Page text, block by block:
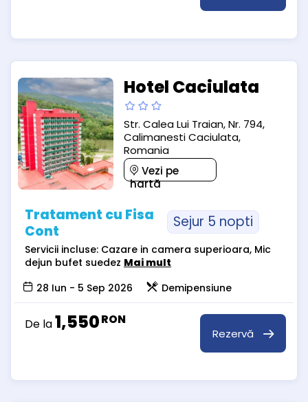
Hotel Caciulata
Str. Calea Lui Traian, Nr. 794,
Calimanesti Caciulata,
Romania
Vezi pe
hartă
Tratament cu Fisa
Cont
Sejur 5 nopti
Servicii incluse: Cazare in camera superioara, Mic
dejun bufet suedez Mai mult
28 Iun - 5 Sep 2026
Demipensiune
De la1,550RON
Rezervă